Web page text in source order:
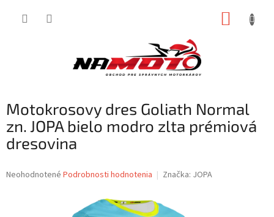
Motokrosovy dres Goliath Normal
zn. JOPA bielo modro zlta prémiová
dresovina
Priemerné
Neohodnotené Podrobnosti hodnotenia Značka: JOPA